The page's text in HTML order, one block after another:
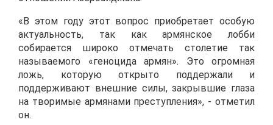
«В этом году этот вопрос приобретает особую
актуальность, так как армянское лобби
собирается широко отмечать столетие так
называемого «геноцида армян». Это огромная
ложь, которую открыто поддержали и
поддерживают внешние силы, закрывшие глаза
на творимые армянами преступления», - отметил
он.